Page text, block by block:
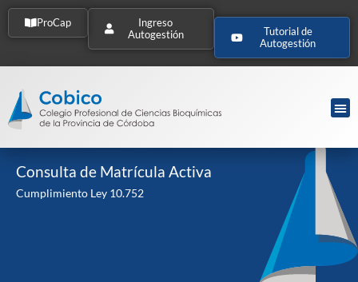
ProCap
Ingreso
Autogestión
Tutorial de
Autogestión
Consulta de Matrícula Activa
Cumplimiento Ley 10.752